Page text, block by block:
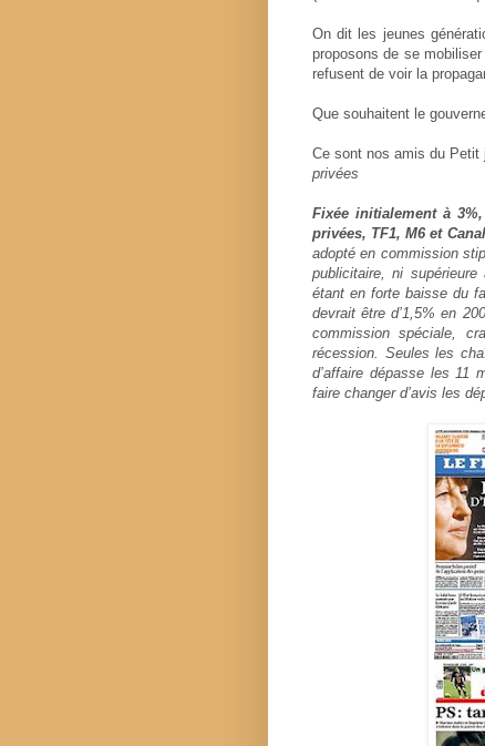
On dit les jeunes
proposons de se
refusent de voir la
Que souhaitent le
Ce sont nos amis du Petit
privées
Fixée initialement à
privées, TF1, M6 et
adopté en commission
publicitaire, ni
étant en forte baisse du
devrait être d’1,5% en
commission spéciale,
récession. Seules les
d’affaire dépasse les 11
faire changer d’avis les